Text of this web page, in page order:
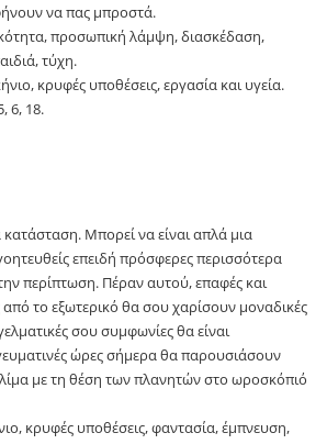
να πας μπροστά.
προσωπική λάμψη, διασκέδαση,
τύχη.
κρυφές υποθέσεις, εργασία και υγεία.
6, 18.
Μπορεί να είναι απλά μια
επειδή πρόσφερες περισσότερα
περίπτωση. Πέραν αυτού, επαφές και
το εξωτερικό θα σου χαρίσουν μοναδικές
σου συμφωνίες θα είναι
ώρες σήμερα θα παρουσιάσουν
με τη θέση των πλανητών στο ωροσκόπιό
κρυφές υποθέσεις, φαντασία, έμπνευση,